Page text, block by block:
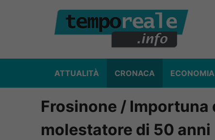
ATTUALITÀ CRONACA ECONOMIA
Frosinone /
molestatore di 50 anni